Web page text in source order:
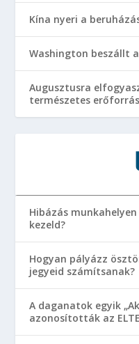
Kína nyeri a
Washington beszállt
Augusztusra
természetes
Hibázás
kezeld?
Hogyan pályázz
jegyeid számítsanak?
A daganatok egyik
azonosították az